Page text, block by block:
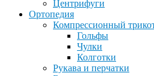
Центрифуги
Ортопедия
Компрессионный
Гольфы
Чулки
Колготки
Рукава и перчатки